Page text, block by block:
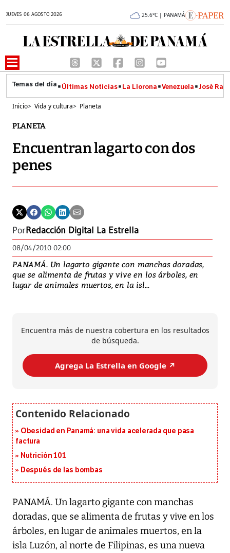
JUEVES 06 AGOSTO 2026 25.6°C | PANAMÁ
Últimas Noticias La Llorona Venezuela José
Inicio> Vida y cultura> Planeta
PLANETA
Encuentran lagarto con dos
penes
PorRedacción Digital La Estrella
08/04/2010 02:00
PANAMÁ. Un lagarto gigante con manchas doradas,
que se alimenta de frutas y vive en los árboles, en
lugar de animales muertos, en la isl...
Encuentra más de nuestra cobertura en los resultados
de búsqueda.
Agrega La Estrella en Google ↗️
Obesidad en Panamá: una vida acelerada que pasa
factura
Nutrición 101
Después de las bombas
PANAMÁ. Un lagarto gigante con manchas
doradas, que se alimenta de frutas y vive en los
árboles, en lugar de animales muertos, en la
isla Luzón, al norte de Filipinas, es una nueva